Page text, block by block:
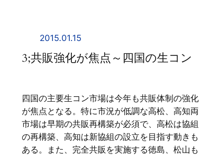
2015.01.15
3;共販強化が焦点～四国の生コン
四国の主要生コン市場は今年も共販体制の強化
が焦点となる。特に市況が低調な高松、高知両
市場は早期の共販再構築が必須で、高松は協組
の再構築、高知は新協組の設立を目指す動きも
ある。また、完全共販を実施する徳島、松山も